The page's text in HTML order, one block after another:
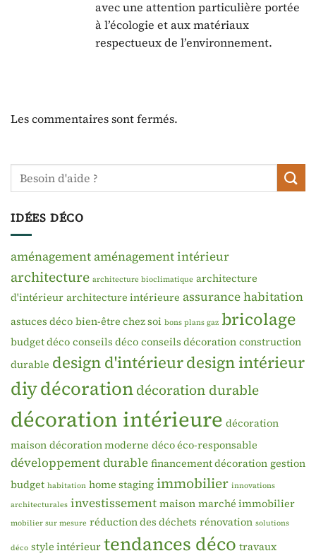
avec une attention particulière portée
à l’écologie et aux matériaux
respectueux de l’environnement.
Les commentaires sont fermés.
IDÉES DÉCO
aménagementaménagement intérieur
architecture architecture bioclimatique architecture
d'intérieur architecture intérieure assurance habitation
astuces déco bien-être chez soi bons plans gaz bricolage
budget déco conseils déco conseils décoration construction
durable design d'intérieurdesign intérieur
diydécorationdécoration durable
décoration intérieure décoration
maison décoration moderne déco éco-responsable
développement durable financement décoration gestion
budget habitation home staging immobilier innovations
architecturales investissement maison marché immobilier
mobilier sur mesure réduction des déchets rénovation solutions
déco style intérieur tendances déco travaux